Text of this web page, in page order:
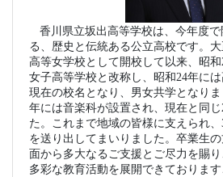
香川県立坂出高等学校は、今年度で
る、歴史と伝統ある公立高校です。
高等女学校として開校して以来、昭
女子高等学校と改称し、昭和24年に
現在の校名となり、男女共学となり
年には音楽科が設置され、現在と同
た。これまで地域の皆様に支えられ
を送り出してまいりました。卒業生
面から多大なるご支援とご尽力を賜
多彩な教育活動を展開できておりま